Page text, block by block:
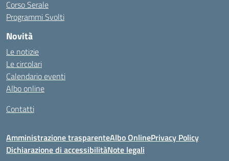
Corso Serale
Programmi Svolti
Novità
Le notizie
Le circolari
Calendario eventi
Albo online
Contatti
Amministrazione trasparenteAlbo OnlinePrivacy Policy
Dichiarazione di accessibilitàNote legali